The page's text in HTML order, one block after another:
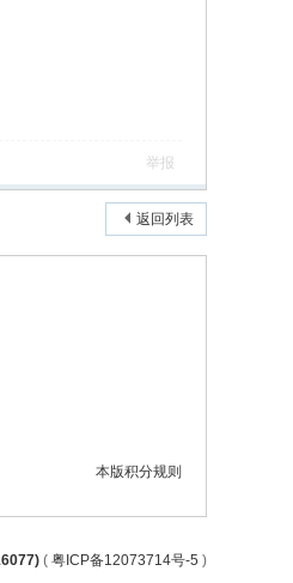
举报
返回列表
本版积分规则
( 粤ICP备12073714号-5 )